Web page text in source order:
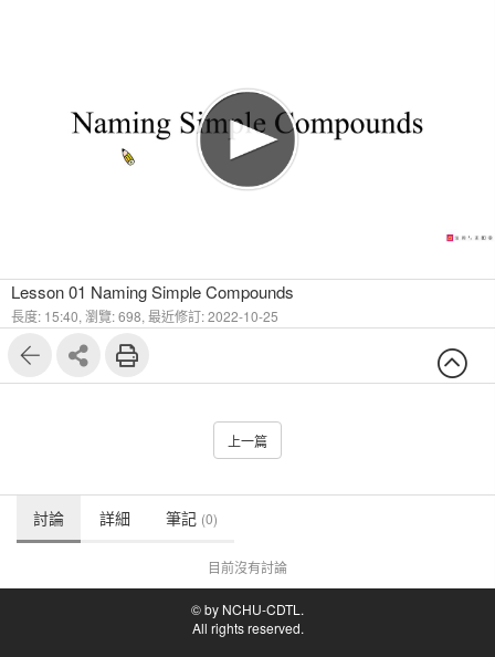
Lesson 01 Naming Simple Compounds
長度: 15:40, 瀏覽: 698, 最近修訂: 2022-10-25
上一篇
討論 詳細 筆記 (0)
目前沒有討論
© by NCHU-CDTL.
All rights reserved.